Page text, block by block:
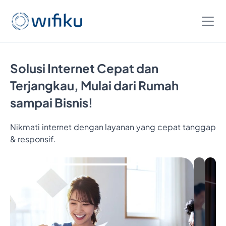
Solusi Internet Cepat dan
Terjangkau, Mulai dari Rumah
sampai Bisnis!
Nikmati internet dengan layanan yang cepat tanggap
& responsif.
Bayar
Bulan,
Bulan